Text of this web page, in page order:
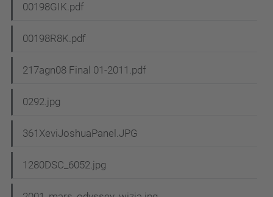
00198GIK.pdf
00198R8K.pdf
217agn08 Final 01-2011.pdf
0292.jpg
361XeviJoshuaPanel.JPG
1280DSC_6052.jpg